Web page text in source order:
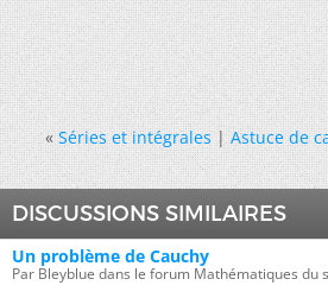
« Séries et intégrales|Astuce de
DISCUSSIONS SIMILAIRES
Un problème de Cauchy
Par Bleyblue dans le forum Mathématiques du